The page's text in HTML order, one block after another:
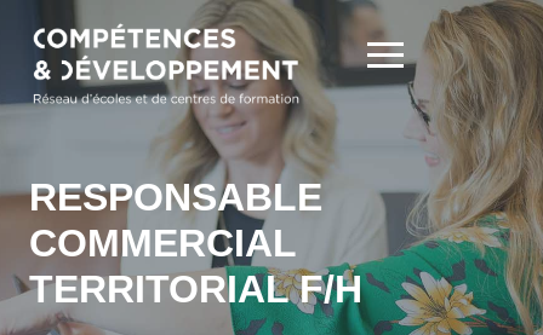
RESPONSABLE
COMMERCIAL
TERRITORIAL F/H